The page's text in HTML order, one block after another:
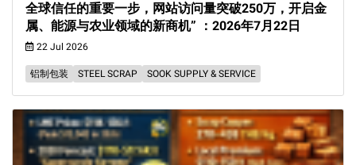
全球信任的重要一步，网站访问量突破250万，开启金
属、能源与农业领域的新商机” ：2026年7月22日
22 Jul 2026
铝制包装 STEEL SCRAP SOOK SUPPLY & SERVICE